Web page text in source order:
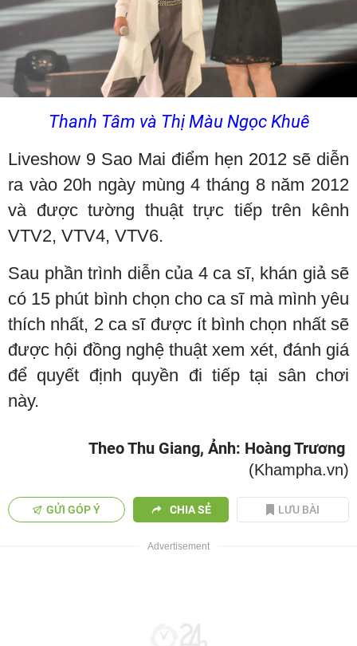
Thanh Tâm và Thị Màu Ngọc Khuê
Liveshow 9 Sao Mai điểm hẹn 2012 sẽ diễn
ra vào 20h ngày mùng 4 tháng 8 năm 2012
và được tường thuật trực tiếp trên kênh
VTV2, VTV4, VTV6.
Sau phần trình diễn của 4 ca sĩ, khán giả sẽ
có 15 phút bình chọn cho ca sĩ mà mình yêu
thích nhất, 2 ca sĩ được ít bình chọn nhất sẽ
được hội đồng nghệ thuật xem xét, đánh giá
để quyết định quyền đi tiếp tại sân chơi
này.
Theo Thu Giang, Ảnh: Hoàng Trương
(Khampha.vn)
GỬI GÓP Ý CHIA SẺ LƯU BÀI